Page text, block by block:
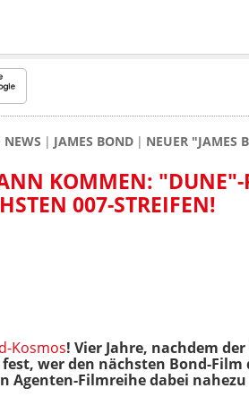
JAMES BOND NEUER "JAMES
KOMMEN: "DUNE"-
007-STREIFEN!
Kosmos! Vier Jahre, nachdem
wer den nächsten Bond-Film
Agenten-Filmreihe dabei